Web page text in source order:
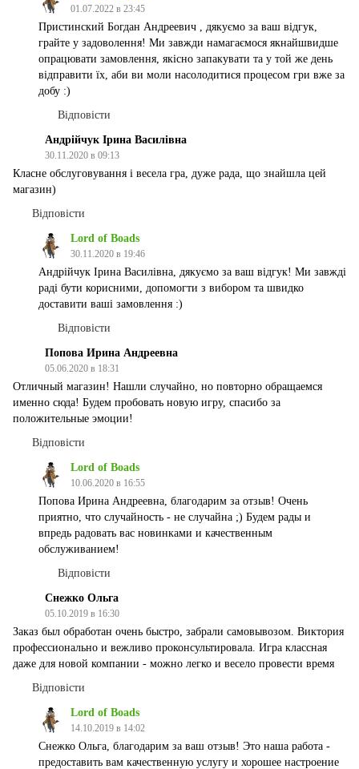
01.07.2022 в 23:45
Пристинский Богдан Андреевич , дякуємо за ваш відгук,
грайте у задоволення! Ми завжди намагаємося якнайшвидше
опрацювати замовлення, якісно запакувати та у той же день
відправити їх, аби ви моли насолодитися процесом гри вже за
добу :)
Відповісти
Андрійчук Ірина Василівна
30.11.2020 в 09:13
Класне обслуговування і весела гра, дуже рада, що знайшла цей
магазин)
Відповісти
Lord of Boads
30.11.2020 в 19:46
Андрійчук Ірина Василівна, дякуємо за ваш відгук! Ми завжді
раді бути корисними, допомогти з вибором та швидко
доставити ваші замовлення :)
Відповісти
Попова Ирина Андреевна
05.06.2020 в 18:31
Отличный магазин! Нашли случайно, но повторно обращаемся
именно сюда! Будем пробовать новую игру, спасибо за
положительные эмоции!
Відповісти
Lord of Boads
10.06.2020 в 16:55
Попова Ирина Андреевна, благодарим за отзыв! Очень
приятно, что случайность - не случайна ;) Будем рады и
впредь радовать вас новинками и качественным
обслуживанием!
Відповісти
Снежко Ольга
05.10.2019 в 16:30
Заказ был обработан очень быстро, забрали самовывозом. Виктория
профессионально и вежливо проконсультировала. Игра классная
даже для новой компании - можно легко и весело провести время
Відповісти
Lord of Boads
14.10.2019 в 14:02
Снежко Ольга, благодарим за ваш отзыв! Это наша работа -
предоставить вам качественную услугу и хорошее настроение